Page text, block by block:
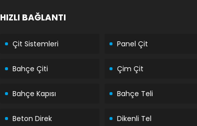
HIZLI BAĞLANTI
Çit Sistemleri Panel Çit
Bahçe Çiti Çim Çit
Bahçe Kapısı Bahçe Teli
Beton Direk Dikenli Tel